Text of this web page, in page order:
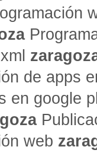
de apps
en google
web